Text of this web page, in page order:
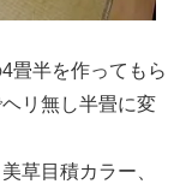
畳半を作ってもら
リ無し半畳に変
草目積カラー、